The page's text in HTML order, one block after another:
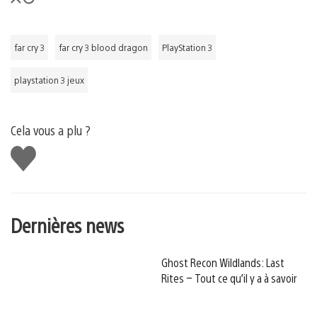
far cry 3 far cry 3 blood dragon PlayStation 3
playstation 3 jeux
Cela vous a plu ?
J'aime
Dernières news
Ghost Recon Wildlands: Last
Rites – Tout ce qu’il y a à savoir